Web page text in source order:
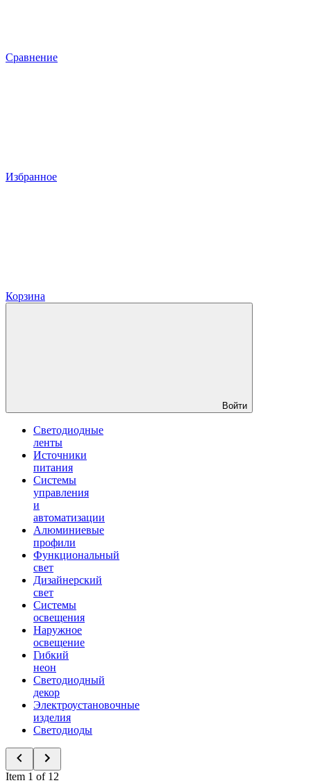
Сравнение
Избранное
Корзина
Войти
Светодиодные
ленты
Источники
питания
Системы
управления
и
автоматизации
Алюминиевые
профили
Функциональный
свет
Дизайнерский
свет
Системы
освещения
Наружное
освещение
Гибкий
неон
Светодиодный
декор
Электроустановочные
изделия
Светодиоды
Item 1 of 12